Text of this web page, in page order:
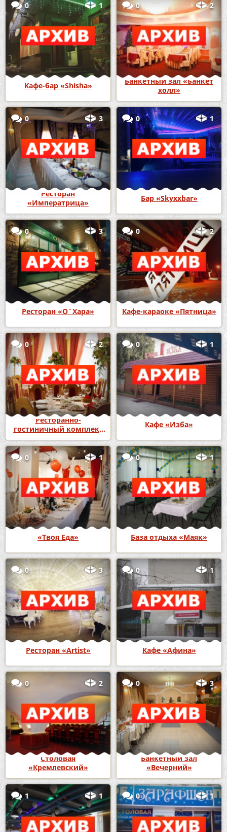
0 1
Кафе-бар «Shisha»
0 2
Банкетный зал «Банкет
холл»
0 3
Ресторан
«Императрица»
0 1
Бар «Skyxxbar»
0 3
Ресторан «О`Хара»
0 2
Кафе-караоке «Пятница»
0 2
Ресторанно-
гостиничный комплекс
«Версаль»
0 1
Кафе «Изба»
0 1
«Твоя Еда»
0 1
База отдыха «Маяк»
0 3
Ресторан «Artist»
0 1
Кафе «Афина»
0 2
Столовая
«Кремлевский»
0 3
Банкетный зал
«Вечерний»
1 1 0 1